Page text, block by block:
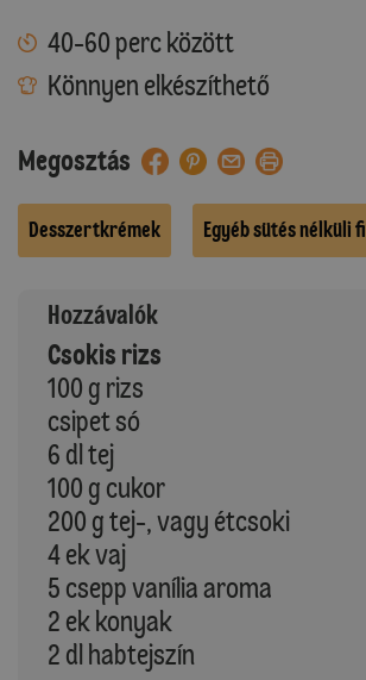
40-60 perc között
Könnyen elkészíthető
Megosztás
Desszertkrémek Egyéb sütés nélküli
Hozzávalók
Csokis rizs
100 g rizs
csipet só
6 dl tej
100 g cukor
200 g tej-, vagy étcsoki
4 ek vaj
5 csepp vanília aroma
2 ek konyak
2 dl habtejszín